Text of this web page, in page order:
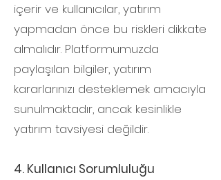
içerir ve kullanıcılar, yatırım
yapmadan önce bu riskleri dikkate
almalıdır. Platformumuzda
paylaşılan bilgiler, yatırım
kararlarınızı desteklemek amacıyla
sunulmaktadır, ancak kesinlikle
yatırım tavsiyesi değildir.
4. Kullanıcı Sorumluluğu